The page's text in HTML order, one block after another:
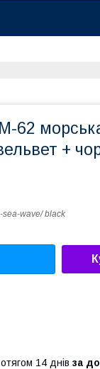
62
+
sea-wave/ black
14 днів за